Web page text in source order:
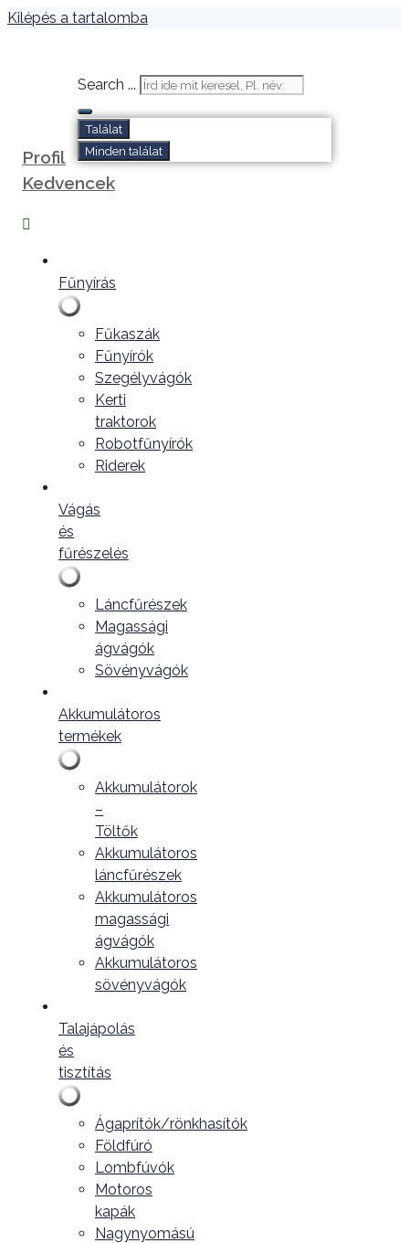
Kilépés a tartalomba
Search ...
Találat
Minden találat
Profil
Kedvencek
Fűnyírás
Fűkaszák
Fűnyírók
Szegélyvágók
Kerti
traktorok
Robotfűnyírók
Riderek
Vágás
és
fűrészelés
Láncfűrészek
Magassági
ágvágók
Sövényvágók
Akkumulátoros
termékek
Akkumulátorok
–
Töltők
Akkumulátoros
láncfűrészek
Akkumulátoros
magassági
ágvágók
Akkumulátoros
sövényvágók
Talajápolás
és
tisztítás
Ágaprítók/rönkhasítók
Földfúró
Lombfúvók
Motoros
kapák
Nagynyomású